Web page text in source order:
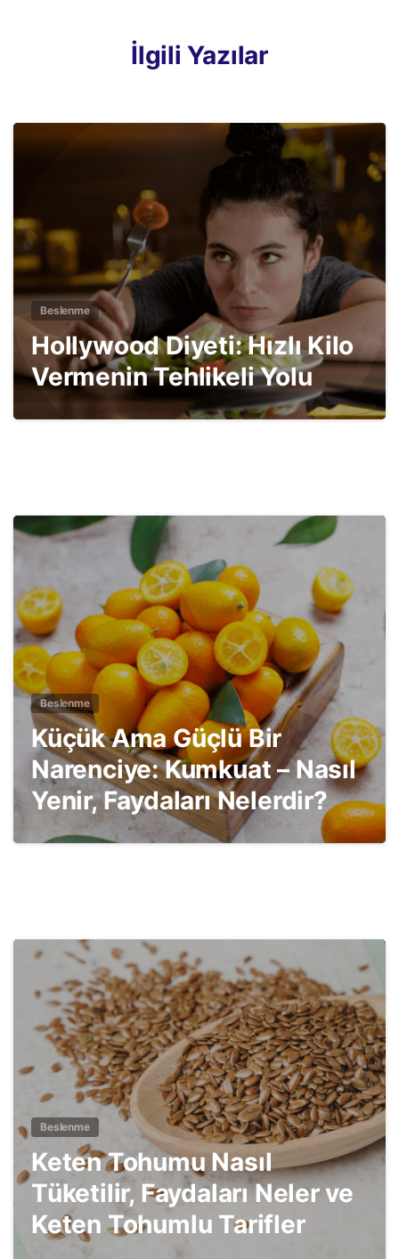
İlgili Yazılar
Beslenme
Hollywood Diyeti: Hızlı Kilo
Vermenin Tehlikeli Yolu
Beslenme
Küçük Ama Güçlü Bir
Narenciye: Kumkuat – Nasıl
Yenir, Faydaları Nelerdir?
1
Beslenme
Keten Tohumu Nasıl
Tüketilir, Faydaları Neler ve
Keten Tohumlu Tarifler